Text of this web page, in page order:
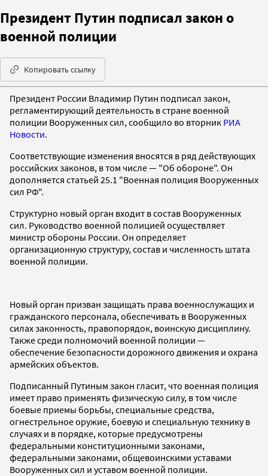
Президент Путин подписал закон о
военной полиции
Копировать ссылку
Президент России Владимир Путин подписал закон,
регламентирующий деятельность в стране военной
полиции Вооруженных сил, сообщило во вторник РИА
Новости.
Соответствующие изменения вносятся в ряд действующих
российских законов, в том числе — "Об обороне". Он
дополняется статьей 25.1 "Военная полиция Вооруженных
сил РФ".
Структурно новый орган входит в состав Вооруженных
сил. Руководство военной полицией осуществляет
министр обороны России. Он определяет
организационную структуру, состав и численность штата
военной полиции.
Новый орган призван защищать права военнослужащих и
гражданского персонала, обеспечивать в Вооруженных
силах законность, правопорядок, воинскую дисциплину.
Также среди полномочий военной полиции —
обеспечение безопасности дорожного движения и охрана
армейских объектов.
Подписанный Путиным закон гласит, что военная полиция
имеет право применять физическую силу, в том числе
боевые приемы борьбы, специальные средства,
огнестрельное оружие, боевую и специальную технику в
случаях и в порядке, которые предусмотрены
федеральными конституционными законами,
федеральными законами, общевоинскими уставами
Вооруженных сил и уставом военной полиции.